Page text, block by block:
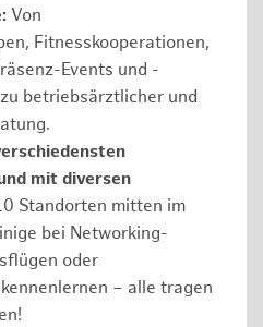
Von
Fitnesskooperationen,
Events und -
betriebsärztlicher und
mit diversen
Standorten mitten im
bei Networking-
oder
– alle tragen